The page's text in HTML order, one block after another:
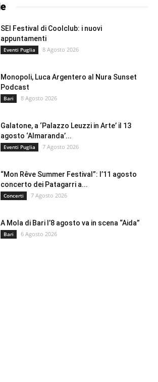
SEI Festival di Coolclub: i nuovi
appuntamenti
Eventi Puglia 8 Agosto 2026
Monopoli, Luca Argentero al Nura Sunset
Podcast
Bari 8 Agosto 2026
Galatone, a ‘Palazzo Leuzzi in Arte’ il 13
agosto ‘Almaranda’...
Eventi Puglia 7 Agosto 2026
“Mon Rêve Summer Festival”: l’11 agosto
concerto dei Patagarri a...
Concerti 7 Agosto 2026
A Mola di Bari l’8 agosto va in scena “Aida”
Bari 6 Agosto 2026